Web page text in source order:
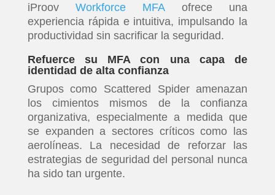
PELICULAS
SERIES
TECNOVITOS
T-
PLUS
EVENTOS
iProov Workforce MFA ofrece una
experiencia rápida e intuitiva, impulsando la
productividad sin sacrificar la seguridad.
Refuerce su MFA con una capa de
identidad de alta confianza
Grupos como Scattered Spider amenazan
los cimientos mismos de la confianza
organizativa, especialmente a medida que
se expanden a sectores críticos como las
aerolíneas. La necesidad de reforzar las
estrategias de seguridad del personal nunca
ha sido tan urgente.